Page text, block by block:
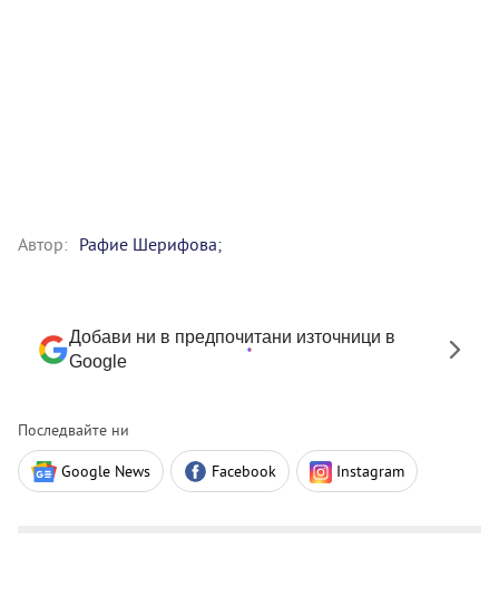
Автор: Рафие Шерифова;
Добави ни в предпочитани източници в
Google
Последвайте ни
Google News Facebook Instagram